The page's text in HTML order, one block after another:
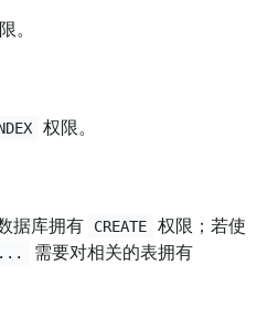
。
权限。
据库拥有 CREATE
权限；若使
需要对相关的表拥有